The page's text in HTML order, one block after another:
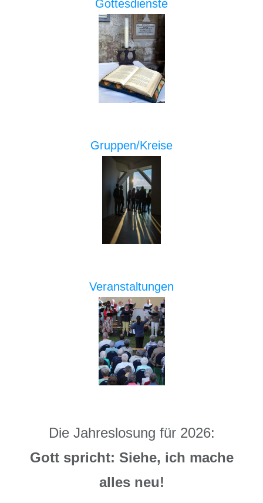
Gottesdienste
Gruppen/Kreise
Veranstaltungen
Die Jahreslosung für 2026:
Gott spricht: Siehe, ich mache
alles neu!